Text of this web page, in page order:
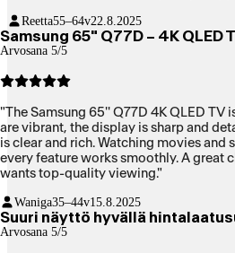
Reetta55–64v22.8.2025
Samsung 65" Q77D – 4K QLED
Arvosana 5/5
"The Samsung 65'' Q77D 4K QLED TV
are vibrant, the display is sharp and
is clear and rich. Watching movies and
every feature works smoothly. A great
wants top-quality viewing."
Waniga35–44v15.8.2025
Suuri näyttö hyvällä
Arvosana 5/5